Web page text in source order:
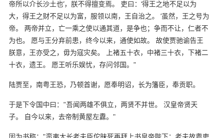
帝所以介长沙土也’，朕不得擅变焉。 吏曰：‘得王之地不足以为
大，得王之财不足以为富，服领以南，王自治之。 ’虽然，王之号为
帝。 两帝并立，亡一乘之使以通其道，是争也；争而不让，仁者不
为也。 愿与王分弃前患，终今以来，通使如故。 故使贾驰谕告王
朕意，王亦受之，毋为寇灾矣。 上褚五十衣，中褚三十衣，下褚二
十衣，遗王。 愿王听乐娱忧，存问邻国。"
陆贾至，南粤王恐，乃顿首谢，愿奉明诏，长为籓臣，奉贡职。
于是下令国中曰："吾闻两雄不俱立，两贤不并世。 汉皇帝贤天
子。 自今以来，去帝制黄屋左纛。"